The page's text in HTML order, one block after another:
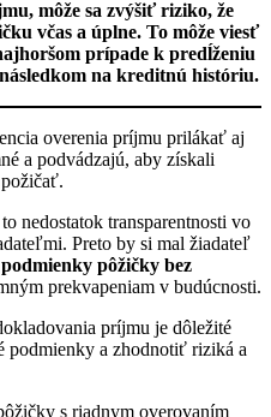
môže sa zvýšiť riziko, že
včas a úplne. To môže viesť
prípade k predĺženiu
na kreditnú históriu.
overenia príjmu prilákať aj
a podvádzajú, aby získali
nedostatok transparentnosti vo
Preto by si mal žiadateľ
podmienky pôžičky bez
prekvapeniam v budúcnosti.
príjmu je dôležité
podmienky a zhodnotiť riziká a
s riadnym overovaním